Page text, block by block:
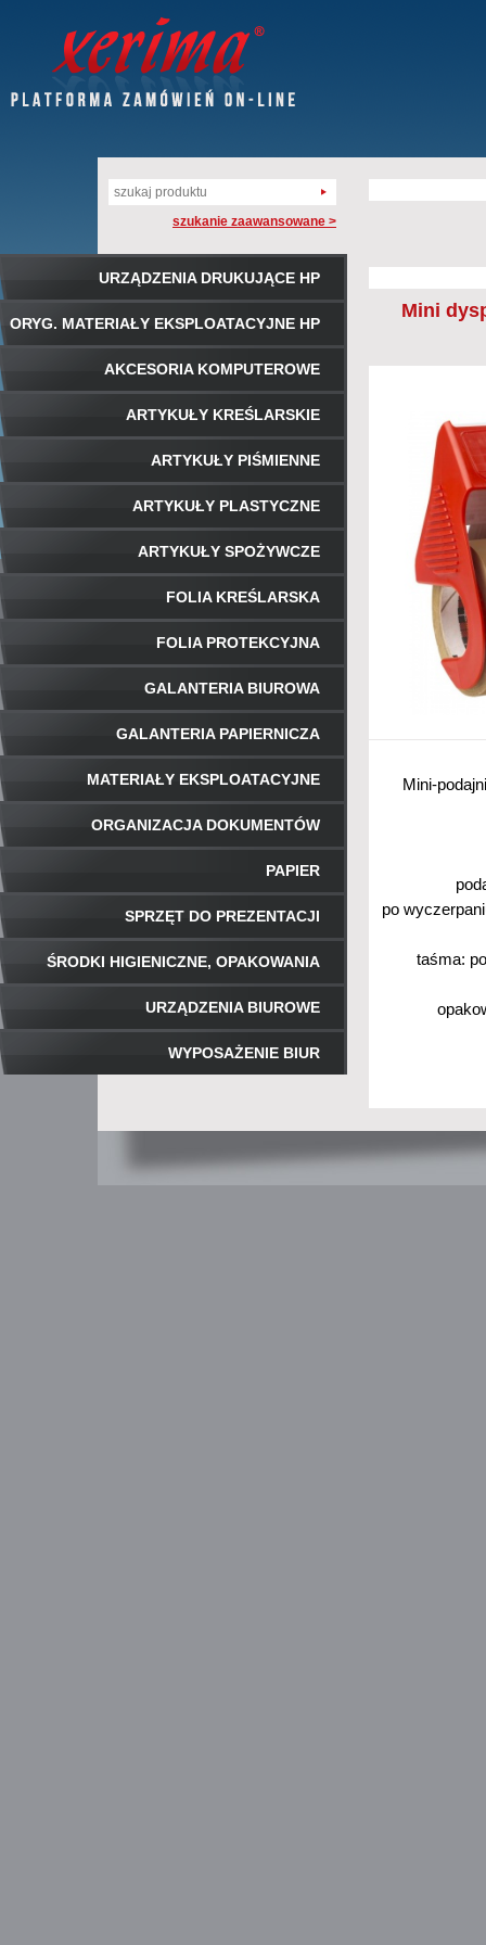
szukanie zaawansowane >
URZĄDZENIA DRUKUJĄCE HP
ORYG. MATERIAŁY EKSPLOATACYJNE HP
AKCESORIA KOMPUTEROWE
ARTYKUŁY KREŚLARSKIE
ARTYKUŁY PIŚMIENNE
ARTYKUŁY PLASTYCZNE
ARTYKUŁY SPOŻYWCZE
FOLIA KREŚLARSKA
FOLIA PROTEKCYJNA
GALANTERIA BIUROWA
GALANTERIA PAPIERNICZA
MATERIAŁY EKSPLOATACYJNE
ORGANIZACJA DOKUMENTÓW
PAPIER
SPRZĘT DO PREZENTACJI
ŚRODKI HIGIENICZNE, OPAKOWANIA
URZĄDZENIA BIUROWE
WYPOSAŻENIE BIUR
Mini
Mini-
po
taśma: